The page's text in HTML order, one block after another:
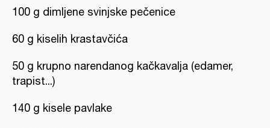
100 g dimljene svinjske pečenice
60 g kiselih krastavčića
50 g krupno narendanog kačkavalja (edamer,
trapist...)
140 g kisele pavlake